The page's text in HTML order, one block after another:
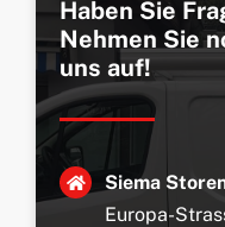
Haben Sie
Nehmen Sie
uns auf!
Siema
Europa-